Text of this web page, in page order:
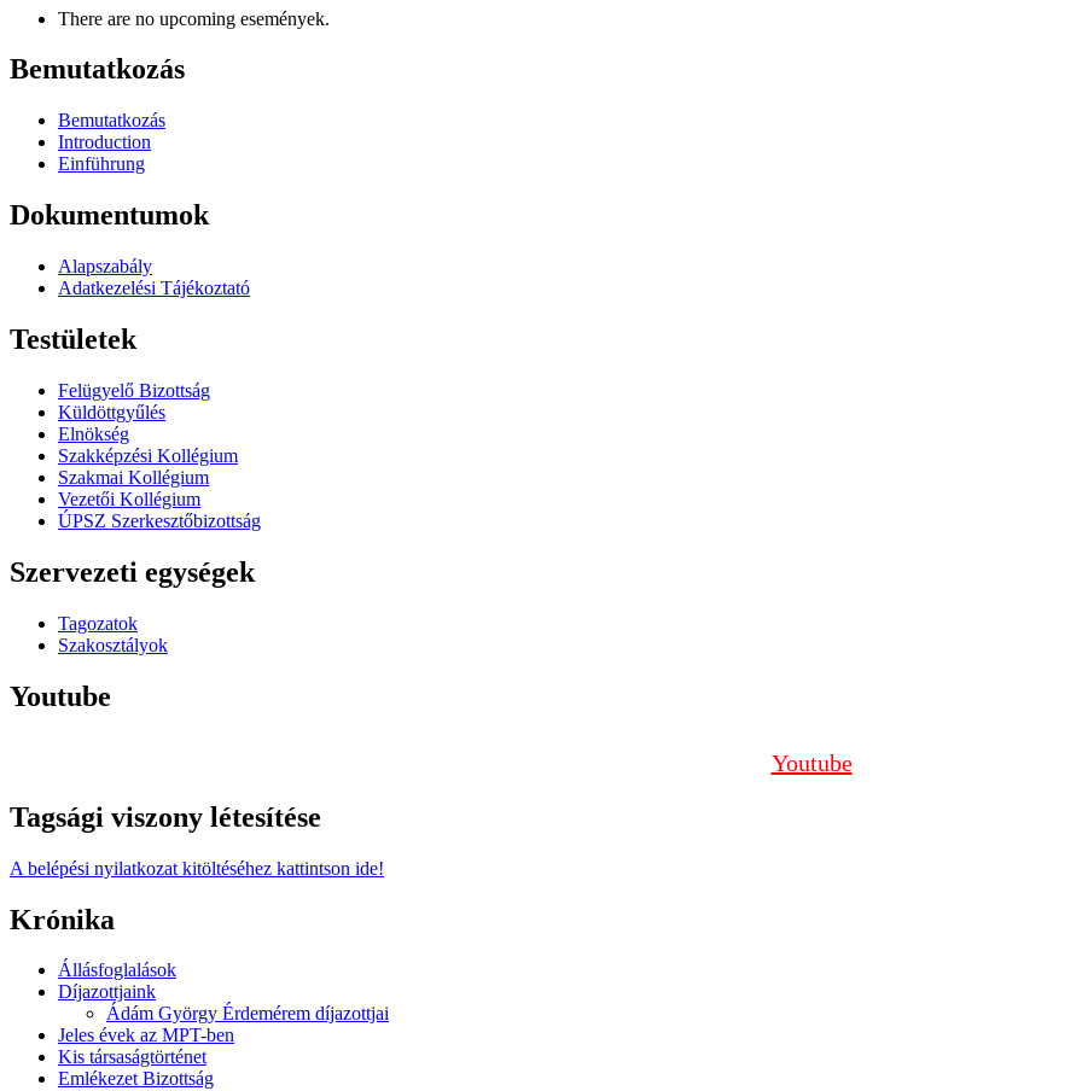
There are no upcoming események.
Bemutatkozás
Bemutatkozás
Introduction
Einführung
Dokumentumok
Alapszabály
Adatkezelési Tájékoztató
Testületek
Felügyelő Bizottság
Küldöttgyűlés
Elnökség
Szakképzési Kollégium
Szakmai Kollégium
Vezetői Kollégium
ÚPSZ Szerkesztőbizottság
Szervezeti egységek
Tagozatok
Szakosztályok
Youtube
Youtube
Tagsági viszony létesítése
A belépési nyilatkozat kitöltéséhez kattintson ide!
Krónika
Állásfoglalások
Díjazottjaink
Ádám György Érdemérem díjazottjai
Jeles évek az MPT-ben
Kis társaságtörténet
Emlékezet Bizottság